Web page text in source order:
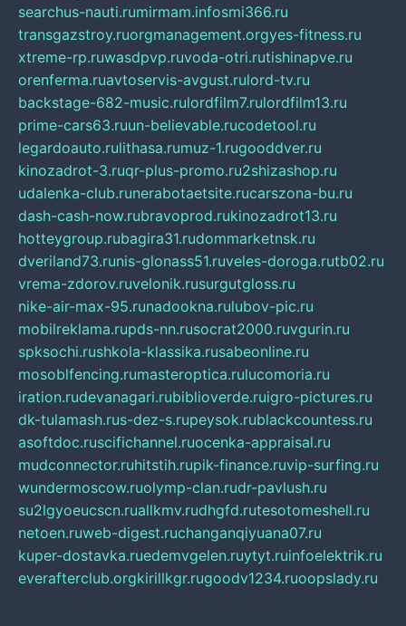
searchus-nauti.rumirmam.infosmi366.ru
transgazstroy.ruorgmanagement.orgyes-fitness.ru
xtreme-rp.ruwasdpvp.ruvoda-otri.rutishinapve.ru
orenferma.ruavtoservis-avgust.rulord-tv.ru
backstage-682-music.rulordfilm7.rulordfilm13.ru
prime-cars63.ruun-believable.rucodetool.ru
legardoauto.rulithasa.rumuz-1.rugooddver.ru
kinozadrot-3.ruqr-plus-promo.ru2shizashop.ru
udalenka-club.runerabotaetsite.rucarszona-bu.ru
dash-cash-now.rubravoprod.rukinozadrot13.ru
hotteygroup.rubagira31.rudommarketnsk.ru
dveriland73.runis-glonass51.ruveles-doroga.rutb02.ru
vrema-zdorov.ruvelonik.rusurgutgloss.ru
nike-air-max-95.runadookna.rulubov-pic.ru
mobilreklama.rupds-nn.rusocrat2000.ruvgurin.ru
spksochi.rushkola-klassika.rusabeonline.ru
mosoblfencing.rumasteroptica.rulucomoria.ru
iration.rudevanagari.rubiblioverde.ruigro-pictures.ru
dk-tulamash.rus-dez-s.rupeysok.rublackcountess.ru
asoftdoc.ruscifichannel.ruocenka-appraisal.ru
mudconnector.ruhitstih.rupik-finance.ruvip-surfing.ru
wundermoscow.ruolymp-clan.rudr-pavlush.ru
su2lgyoeucscn.ruallkmv.rudhgfd.rutesotomeshell.ru
netoen.ruweb-digest.ruchanganqiyuana07.ru
kuper-dostavka.ruedemvgelen.ruytyt.ruinfoelektrik.ru
everafterclub.orgkirillkgr.rugoodv1234.ruoopslady.ru